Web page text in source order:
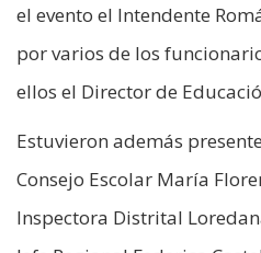
el evento el Intendente
por varios de los
ellos el Director de
Estuvieron además
Consejo Escolar María
Inspectora Distrital